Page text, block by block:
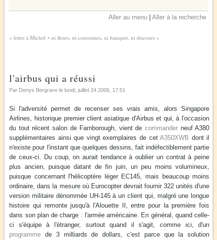
Aller au menu |Aller à la recherche
« lettre à Michel - ni fleurs, ni couronnes, ni banquet, ni discours »
l'airbus qui a réussi
Par Denys Bergrave le lundi, juillet 24 2006 , 17:51
Si l'adversité permet de recenser ses vrais amis, alors Singapore
Airlines, historique premier client asiatique d'Airbus et qui, à l'occasion
du tout récent salon de Farnborough, vient de commanderneuf A380
supplémentaires ainsi que vingt exemplaires de cetA350XWB dont il
n'existe pour l'instant que quelques dessins, fait indéfectiblement partie
de ceux-ci. Du coup, on aurait tendance à oublier un contrat à peine
plus ancien, puisque datant de fin juin, un peu moins volumineux,
puisque concernant l'hélicoptère léger EC145, mais beaucoup moins
ordinaire, dans la mesure où Eurocopter devrait fournir 322 unités d'une
version militaire dénommée UH-145 à un client qui, malgré une longue
histoire qui remonte jusqu'à l'Alouette II, entre pour la première fois
dans son plan de charge : l'armée américaine. En général, quand celle-
ci s'équipe à l'étranger, surtout quand il s'agit, comme ici, d'un
programme de 3 milliards de dollars, c'est parce que la solution